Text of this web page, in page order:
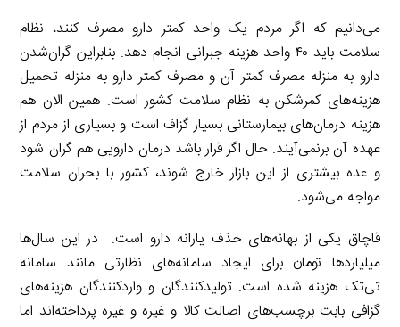
می‌دانیم که اگر مردم یک واحد کمتر دارو مصرف کنند، نظام
سلامت باید ۴۰ واحد هزینه جبرانی انجام دهد. بنابراین گران‌شدن
دارو به منزله مصرف کمتر آن و مصرف کمتر دارو به منزله تحمیل
هزینه‌های کمرشکن به نظام سلامت کشور است. همین الان هم
هزینه درمان‌های بیمارستانی بسیار گزاف است و بسیاری از مردم از
عهده آن برنمی‌آیند. حال اگر قرار باشد درمان دارویی هم گران شود
و عده بیشتری از این بازار خارج شوند، کشور با بحران سلامت
مواجه می‌شود.
قاچاق یکی از بهانه‌های حذف یارانه دارو است. در این سال‌ها
میلیاردها تومان برای ایجاد سامانه‌های نظارتی مانند سامانه
تی‌تک هزینه شده است. تولیدکنندگان و واردکنندگان هزینه‌های
گزافی بابت برچسب‌های اصالت کالا و غیره و غیره پرداخته‌اند اما